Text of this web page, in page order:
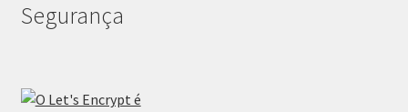
Segurança